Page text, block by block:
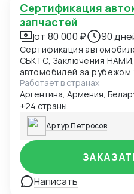
Сертификация автомобилей и
запчастей
от 80 000 ₽ 90
Сертификация
СБКТС, Заключения
автомобилей за рубежом
Работает в странах
Аргентина, Армения,
+24 страны
Артур Петросов
Написать